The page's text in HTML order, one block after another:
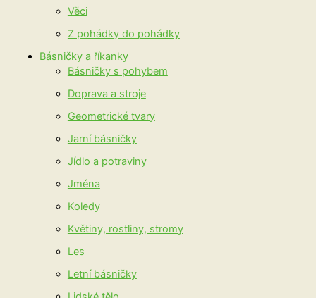
Věci
Z pohádky do pohádky
Básničky a říkanky
Básničky s pohybem
Doprava a stroje
Geometrické tvary
Jarní básničky
Jídlo a potraviny
Jména
Koledy
Květiny, rostliny, stromy
Les
Letní básničky